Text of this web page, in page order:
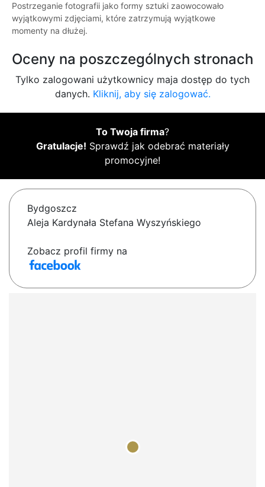
Postrzeganie fotografii jako formy sztuki zaowocowało
wyjątkowymi zdjęciami, które zatrzymują wyjątkowe
momenty na dłużej.
Oceny na poszczególnych stronach
Tylko zalogowani użytkownicy maja dostęp do tych
danych. Kliknij, aby się zalogować.
To Twoja firma?
Gratulacje! Sprawdź jak odebrać materiały
promocyjne!
Bydgoszcz
Aleja Kardynała Stefana Wyszyńskiego
Zobacz profil firmy na